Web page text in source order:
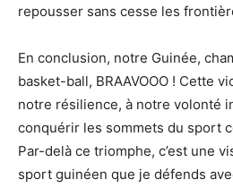
repousser sans cesse les
En conclusion, notre Guinée,
basket-ball, BRAAVOOO ! Cette
notre résilience, à notre volonté
conquérir les sommets du sport
Par-delà ce triomphe, c’est une
sport guinéen que je défends